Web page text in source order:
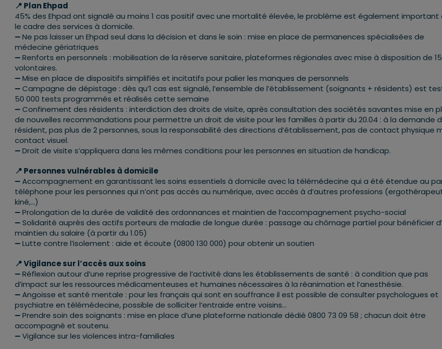
📍 Plan Ehpad
45% des Ehpad ont signalé au moins 1 cas positif avec une mortalité élevée, le problème est également important
le cadre des services à domicile.
➖ Ne pas laisser un Ehpad seul dans la décision et dans le soin : mise en place de permanences spécialisées de
médecine gériatriques
➖ Renforts en personnels : mobilisation de la réserve sanitaire, plateformes régionales avec mise à disposition de
volontaires.
➖ Mise en place de dispositifs simplifiés et incitatifs pour palier les manques de personnels
➖ Campagne de dépistage : dès qu’1 cas est signalé, l’ensemble de l’établissement (soignants + résidents) est
50 000 tests programmés et réalisés cette semaine
➖ Confinement des résidents : interdiction des droits de visite, après consultation des sociétés savantes mise en
de nouvelles recommandations pour permettre un droit de visite pour les familles à partir du 20.04 : à la demande
résident, pas plus de 2 personnes, sous la responsabilité des directions d’établissement, pas de contact physique
contact visuel.
➖ Droit de visite s’appliquera dans les mêmes conditions pour les personnes en situation de handicap.
📍 Personnes vulnérables à domicile
➖ Accompagnement en garantissant les soins essentiels à domicile avec la télémédecine qui a été étendue au
téléphone pour les personnes qui n’ont pas accès au numérique, avec accès à d’autres professions
kiné,…)
➖ Prolongation de la durée de validité des ordonnances et maintien de l’accompagnement psycho-social
➖ Solidarité auprès des actifs porteurs de maladie de longue durée : passage au chômage partiel pour bénéficier
maintien du salaire (à partir du 1.05)
➖ Lutte contre l’isolement : aide et écoute (0800 130 000) pour obtenir un soutien
📍 Vigilance sur l’accès aux soins
➖ Réflexion autour d’une reprise progressive de l’activité dans les établissements de santé : à condition que pas
d’impact sur les ressources médicamenteuses et humaines nécessaires à la réanimation et l’anesthésie.
➖ Angoisse et santé mentale : pour les français qui sont en souffrance il est possible de consulter psychologues et
psychiatre en télémédecine, possible de solliciter l’entraide entre voisins…
➖ Prendre soin des soignants : mise en place d’une plateforme nationale dédié 0800 73 09 58 ; chacun doit être
accompagné et soutenu.
➖ Vigilance sur les violences intra-familiales